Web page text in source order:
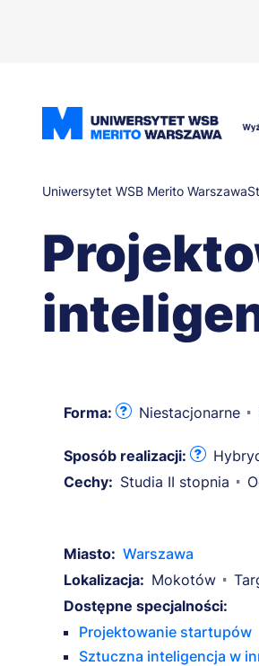
Ścieżka
Uniwersytet WSB Merito Warszawa
Forma: Niestacjonarne
Sposób realizacji:
Cechy: Studia II stopnia
Miasto: Warszawa
Lokalizacja: Mokotów
Dostępne specjalności:
Projektowanie startupów
Sztuczna inteligencja w